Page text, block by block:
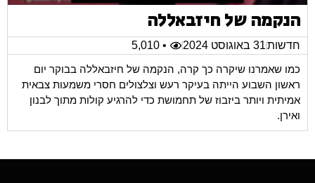
הנקמה של חיזבאללה
חדשות31 באוגוסט 2024
• 5,010
כמו שאמרנו שיקרה כך קרה, הנקמה של חיזבאללה בבוקר יום
ראשון השבוע הייתה בעיקר רעש וצלצולים חסרי משמעות צבאית
אמיתית ויותר ביזבוז של תחמושת כדי להרגיע קולות מתוך לבנון
ואירן.